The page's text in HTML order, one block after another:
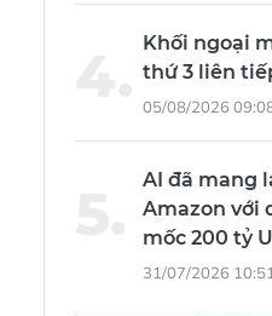
Khối ngoại
thứ 3 liên
05/08/2026
AI đã mang
Amazon với
mốc 200 tỷ
31/07/2026